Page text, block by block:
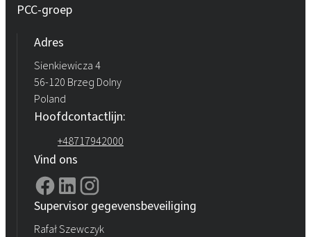
PCC-groep
Adres
Sienkiewicza 4
56-120 Brzeg Dolny
Poland
Hoofdcontactlijn:
+48717942000
Vind ons
Supervisor gegevensbeveiliging
Rafał Szewczyk